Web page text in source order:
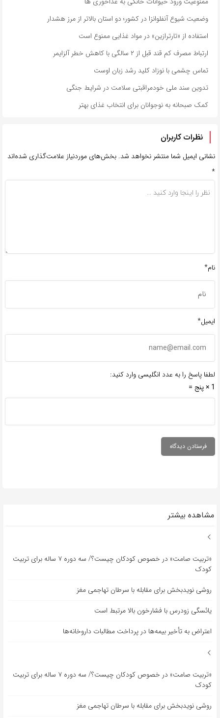
وضعیت شیوع آنفلوانزا در کشور؛ دو استان بالاتر از مرز هشدار
استفاده از «تارترازین» در مواد غذایی ممنوع است
ارتباط مصرف کم قند قبل از ۲ سالگی با کاهش خطر آلزایمر
تماس چشمی با نوزاد کلید رشد زبان اوست
تدوین سند ملی خودمراقبتی سلامت در شرایط جنگی
کمک صبحانه به نوجوانان برای انتخاب غذای بهتر
نظرات کاربران
نشانی ایمیل شما منتشر نخواهد شد. بخش‌های موردنیاز علامت‌گذاری شده‌اند
*
نام*
ایمیل*
لطفا پاسخ را به عدد انگلیسی وارد کنید:
1 × پنج =
مشاهده بیشتر
«تربیت صامت» در خصوص کودکان چیست؟/ سه دوره ۷ ساله برای تربیت
کودک
روشی نویدبخش برای مقابله با سرطان تهاجمی مغز
یائسگی زودرس با فشارخون بالا مرتبط است
اعتراض به تأخیر بیمه‌ها در پرداخت مطالبات داروخانه‌ها
«تربیت صامت» در خصوص کودکان چیست؟/ سه دوره ۷ ساله برای تربیت
کودک
روشی نویدبخش برای مقابله با سرطان تهاجمی مغز